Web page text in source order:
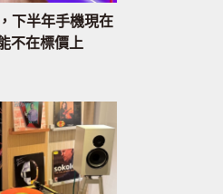
下半年手機現在
不在標價上